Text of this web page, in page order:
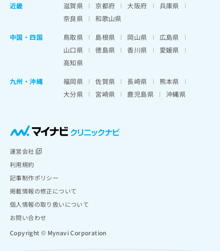
近畿
滋賀県 京都府 大阪府
兵庫県
奈良県
和歌山県
中国・四国
鳥取県 島根県 岡山県
広島県
山口県
徳島県 香川県
愛媛県
高知県
九州・沖縄
福岡県 佐賀県 長崎県
熊本県
大分県
宮崎県 鹿児島県 沖縄県
運営会社
利用規約
記事制作ポリシー
掲載情報の修正について
個人情報の取り扱いについて
お問い合わせ
Copyright © Mynavi Corporation